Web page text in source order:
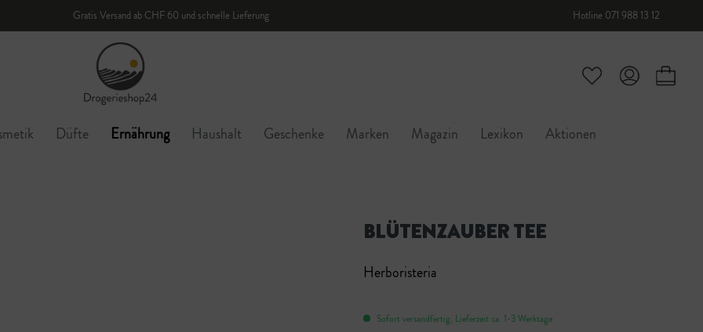
Gratis Versand ab CHF 60 und schnelle Lieferung Hotline 071 988 13 12
Düfte Ernährung Haushalt Geschenke Marken Magazin Lexikon Aktionen
BLÜTENZAUBER TEE
Herboristeria
Sofort versandfertig, Lieferzeit ca. 1-3 Werktage